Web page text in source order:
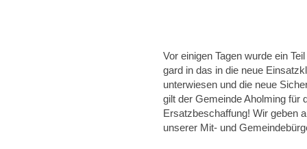
Vor einigen Tagen wurde ein
gard in das in die neue
unterwiesen und die neue
gilt der Gemeinde Aholming für
Ersatzbeschaffung! Wir geben
unserer Mit- und